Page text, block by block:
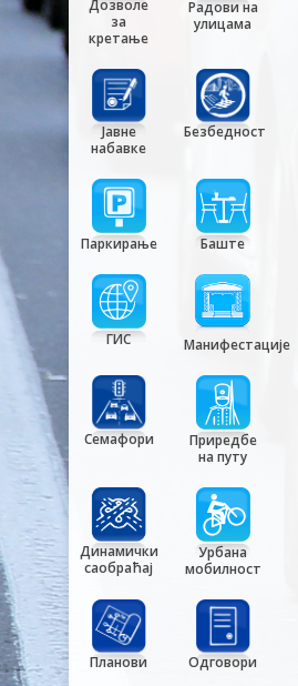
Дозволе
за
кретање
Радови на
улицама
Јавне
набавке
Безбедност
Паркирање Баште
ГИС Манифестације
Семафори
Приредбе
на путу
Динамички
саобраћај
Урбана
мобилност
Планови Одговори